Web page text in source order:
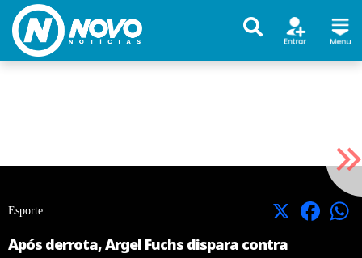
Esporte X Facebook
Após derrota, Argel Fuchs dispara contra